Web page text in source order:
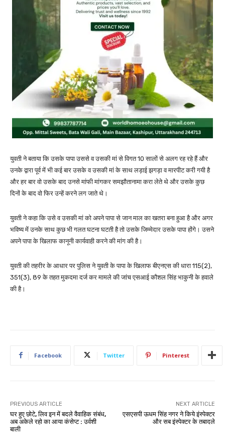
युवती ने बताया कि उसके पापा उससे व उसकी मां से विगत 10 सालों से अलग रह रहे हैं और
उनके द्वारा पूर्व में भी कई बार उसके व उसकी मां के साथ लड़ाई झगड़ा व मारपीट करी गयी है
और हर बार वो उसके बाद उनसे मांफी मांगकर समझौतानामा करा लेते थे और उसके कुछ
दिनों के बाद वो फिर उन्हें करने लग जाते थे।
युवती ने कहा कि उसे व उसकी मां को अपने पापा से जान माल का खतरा बना हुआ है और अगर
भविष्य में उनके साथ कुछ भी गलत घटना घटती है तो उसके जिम्मेदार उसके पापा होंगे। उसने
अपने पापा के खिलाफ कानूनी कार्यवाही करने की मांग की है।
युवती की तहरीर के आधार पर पुलिस ने युवती के पापा के खिलाफ बीएनएस की धारा 115(2),
351(3), 89 के तहत मुकदमा दर्ज कर मामले की जांच एसआई कौशल सिंह भाकुनी के हवाले
की है।
Facebook Twitter Pinterest
PREVIOUS ARTICLE
घर हुए छोटे, लिव इन में बदले वैवाहिक संबंध,
अब अकेले रहो का आया कंसेप्ट : उर्वशी
बाली
NEXT ARTICLE
एसएसपी ऊधम सिंह नगर ने किये इंस्पेक्टर
और सब इंस्पेक्टर के तबादले